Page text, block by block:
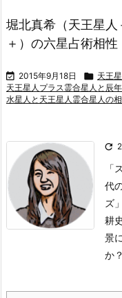
堀北真希（天王星人
＋）の六星占術相性
 2015年9月18日  天王
天王星人プラス霊合星人と辰
水星人と天王星人霊合星人の

「
代
ズ
耕
景
か？